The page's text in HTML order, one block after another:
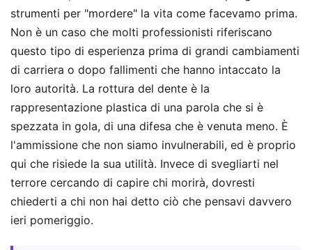
strumenti per "mordere" la vita come facevamo prima.
Non è un caso che molti professionisti riferiscano
questo tipo di esperienza prima di grandi cambiamenti
di carriera o dopo fallimenti che hanno intaccato la
loro autorità. La rottura del dente è la
rappresentazione plastica di una parola che si è
spezzata in gola, di una difesa che è venuta meno. È
l'ammissione che non siamo invulnerabili, ed è proprio
qui che risiede la sua utilità. Invece di svegliarti nel
terrore cercando di capire chi morirà, dovresti
chiederti a chi non hai detto ciò che pensavi davvero
ieri pomeriggio.